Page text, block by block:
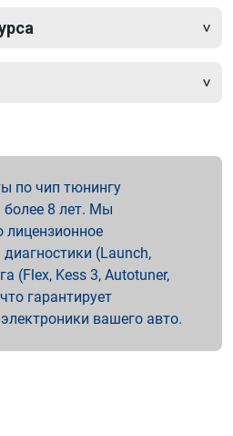
по чип тюнингу
8 лет. Мы
лицензионное
(Launch,
(Flex, Kess 3, Autotuner,
гарантирует
вашего авто.